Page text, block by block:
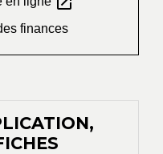
finances